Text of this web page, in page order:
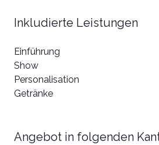
Inkludierte Leistungen
Einführung
Show
Personalisation
Getränke
Angebot in folgenden